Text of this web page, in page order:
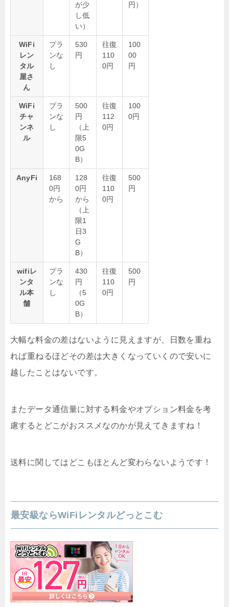
が少
し低
い）
円）
WiFi
レン
タル
屋さ
ん
プラ
ンな
し
530
円
往復
110
0円
100
00
円
WiFi
チャ
ンネ
ル
プラ
ンな
し
500
円
（上
限5
0G
B）
往復
112
0円
100
0円
AnyFi
168
0円
から
128
0円
から
（上
限1
日3
G
B）
往復
110
0円
500
円
wifiレ
ンタ
ル本
舗
プラ
ンな
し
430
円
（5
0G
B）
往復
110
0円
500
円
大幅な料金の差はないように見えますが、日数を重ね
れば重ねるほどその差は大きくなっていくので安いに
越したことはないです。
またデータ通信量に対する料金やオプション料金を考
慮するとどこがおススメなのかが見えてきますね！
送料に関してはどこもほとんど変わらないようです！
最安級ならWiFiレンタルどっとこむ